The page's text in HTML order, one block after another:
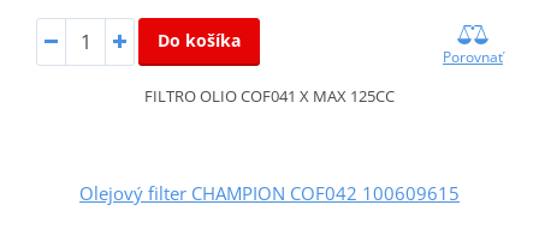
Do košíka
Porovnať
FILTRO OLIO COF041 X MAX 125CC
Olejový filter CHAMPION COF042 100609615